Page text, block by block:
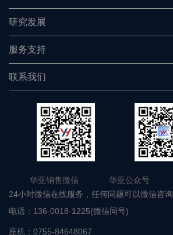
研究发展
服务支持
联系我们
华亚销售微信 华亚公众号
24小时微信在线服务，任何问题可以微信咨询
电话： 136-0018-1225(微信同号)
座机： 0755-84648067